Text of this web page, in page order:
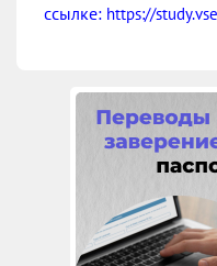
ссылке: https://